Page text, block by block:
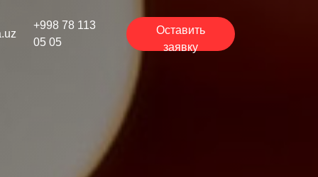
+998 78 113
05 05
Оставить
заявку